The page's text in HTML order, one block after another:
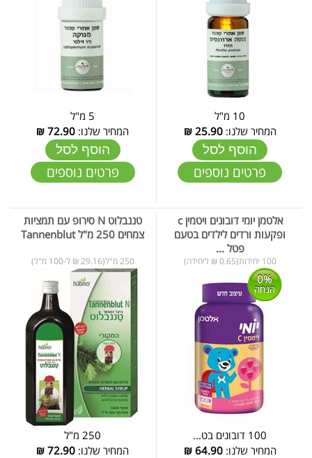
10 מ"ל
המחיר שלנו:25.90
₪
הוסף לסל
פרטים נוספים
5 מ"ל
המחיר שלנו: 72.90
₪
הוסף לסל
פרטים נוספים
אלטמן יומי דובונים ויטמין c
ופקעות ורדים לילדים בטעם
פטל ...
100 יחידות(0.65 ₪ ליחידה)
0%
הנחה
100 דובונים בט...
המחיר שלנו:64.90
₪
טננבלוט N סירופ עם תמציות
צמחים 250 מ"ל Tannenblut
250 מ"ל(29.16 ₪ ל-100 מ"ל)
250 מ"ל
המחיר שלנו: 72.90
₪